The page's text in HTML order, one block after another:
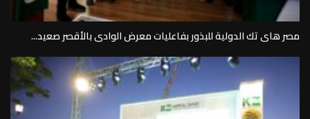
مصر هاى تك الدولية للبذور بفاعليات معرض الوادى بالأقصر صعيد...